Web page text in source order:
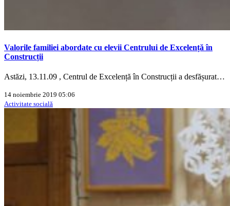
Valorile familiei abordate cu elevii Centrului de Excelență în
Construcții
Astăzi, 13.11.09 , Centrul de Excelență în Construcții a desfășurat…
14 noiembrie 2019 05:06
Activitate socială